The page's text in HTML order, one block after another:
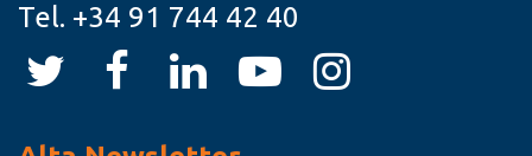
Tel. +34 91 744 42 40